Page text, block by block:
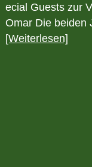
ecial Guests zur
Omar Die
[Weiterlesen]